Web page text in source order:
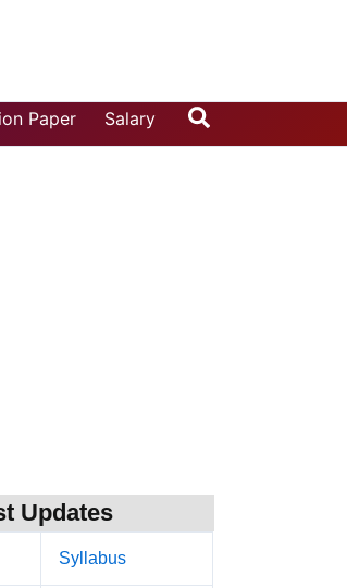
Paper Salary Search
Updates
Syllabus